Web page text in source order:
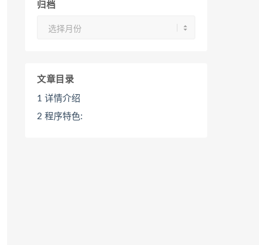
归档
文章目录
1 详情介绍
2 程序特色: